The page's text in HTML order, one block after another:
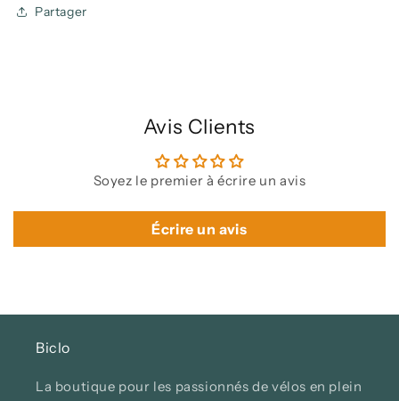
Partager
Avis Clients
Soyez le premier à écrire un avis
Écrire un avis
Biclo
La boutique pour les passionnés de vélos en plein